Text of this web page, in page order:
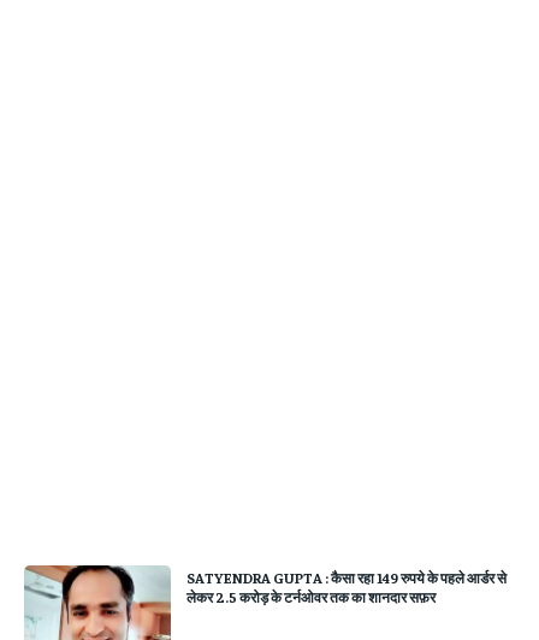
SATYENDRA GUPTA : कैसा रहा 149 रुपये के पहले आर्डर से
लेकर 2.5 करोड़ के टर्नओवर तक का शानदार सफ़र